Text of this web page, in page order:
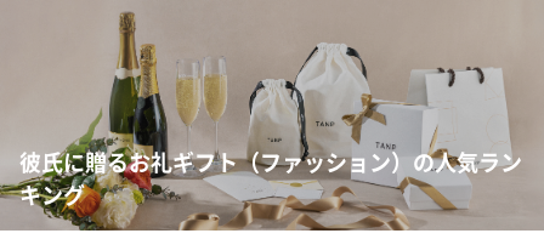
彼氏に贈るお礼ギフト（ファッション）の人気ラン
キング